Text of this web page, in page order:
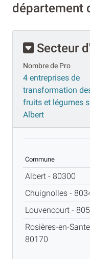
département
Secteur
Nombre de Pro
4 entreprises de
transformation
fruits et légumes
Albert
Commune
Albert - 80300
Chuignolles -
Louvencourt -
Rosières-en-
80170